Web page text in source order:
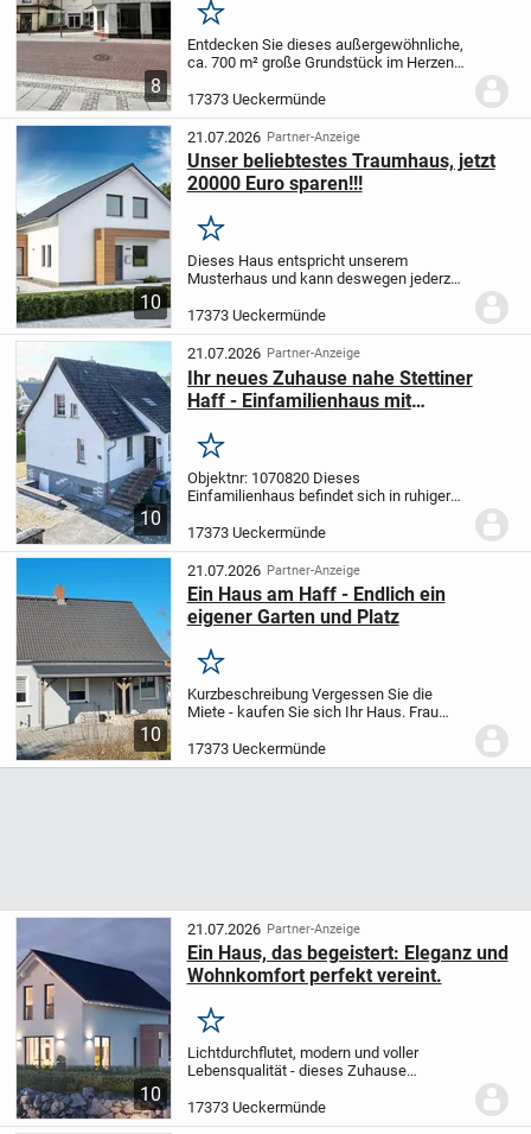
8
LandMerken
Entdecken Sie dieses außergewöhnliche,
ca. 700 m² große Grundstück im Herzen
nur 53 Meter westlich der malerischen
Uecker-Brücke. Eingebettet in eine
reizvolle...
17373 Ueckermünde
10
21.07.2026 Partner-Anzeige
Unser beliebtestes Traumhaus, jetzt
20000 Euro sparen!!!
Merken
Dieses Haus entspricht unserem
Musterhaus und kann deswegen jederzeit
von massa haus GmbH vereint modernes
Design mit funktionaler Raumaufteilung
und bietet...
17373 Ueckermünde
10
21.07.2026 Partner-Anzeige
Ihr neues Zuhause nahe Stettiner
Haff - Einfamilienhaus mit
Merken
Objektnr: 1070820 Dieses
Einfamilienhaus befindet sich in ruhiger
Hafenstadt Ueckermünde, unweit des
idyllischen Stettiner Haff. Die Lage
verbindet naturnahes Wohnen mit...
17373 Ueckermünde
10
21.07.2026 Partner-Anzeige
Ein Haus am Haff - Endlich ein
eigener Garten und Platz
Merken
Kurzbeschreibung Vergessen Sie die
Miete - kaufen Sie sich Ihr Haus. Frau
Sparkasse Uecker-Randow. Sie kann
Ihnen sagen, was möglich ist. Tel.: 03973
17373 Ueckermünde
10
21.07.2026 Partner-Anzeige
Ein Haus, das begeistert: Eleganz und
Wohnkomfort perfekt vereint.
Merken
Lichtdurchflutet, modern und voller
Lebensqualität - dieses Zuhause
höchstem Wohnkomfort. Großzügige
Räume, eine offene Grundrissgestalltung
17373 Ueckermünde